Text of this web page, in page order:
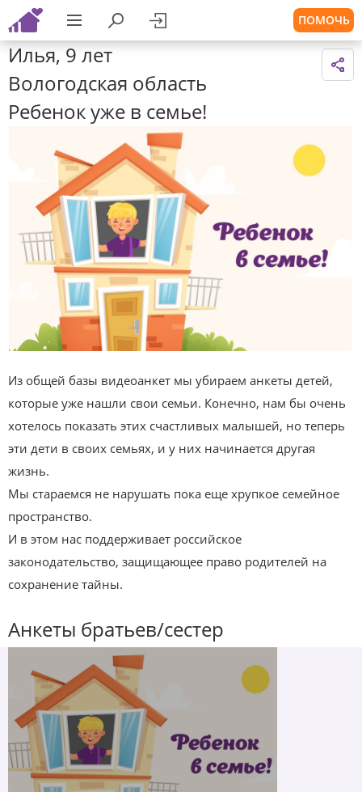
ПОМОЧЬ
Илья, 9 лет
Вологодская область
Ребенок уже в семье!
Из общей базы видеоанкет мы убираем анкеты детей,
которые уже нашли свои семьи. Конечно, нам бы очень
хотелось показать этих счастливых малышей, но теперь
эти дети в своих семьях, и у них начинается другая
жизнь.
Мы стараемся не нарушать пока еще хрупкое семейное
пространство.
И в этом нас поддерживает российское
законодательство, защищающее право родителей на
сохранение тайны.
Анкеты братьев/сестер